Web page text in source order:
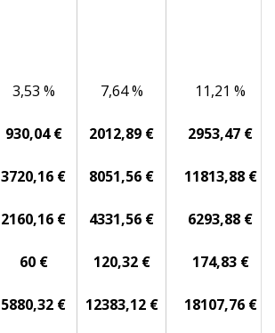
3,53 %
930,04 €
3720,16 €
2160,16 €
60 €
5880,32 €
7,64 %
2012,89 €
8051,56 €
4331,56 €
120,32 €
12383,12 €
11,21 %
2953,47 €
11813,88 €
6293,88 €
174,83 €
18107,76 €